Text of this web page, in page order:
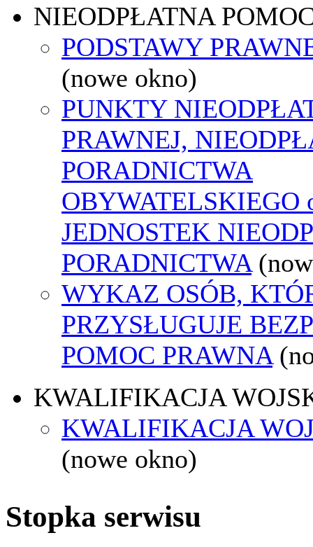
NIEODPŁATNA
PODSTAWY
(nowe okno)
PUNKTY
PRAWNEJ,
PORADNICTWA
OBYWATELSKIEGO
JEDNOSTEK
PORADNICTWA
WYKAZ OSÓB,
PRZYSŁUGUJE
POMOC PRAWNA
KWALIFIKACJA
KWALIFIKACJA
(nowe okno)
Stopka serwisu